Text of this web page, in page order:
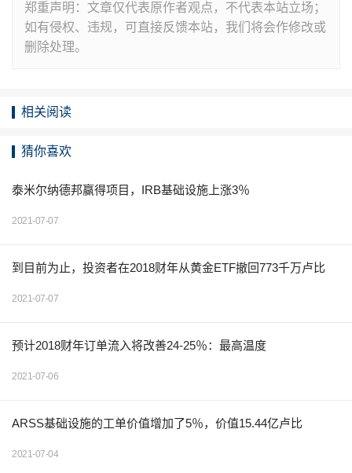
郑重声明：文章仅代表原作者观点，不代表本站立场；
如有侵权、违规，可直接反馈本站，我们将会作修改或
删除处理。
相关阅读
猜你喜欢
泰米尔纳德邦赢得项目，IRB基础设施上涨3％
2021-07-07
到目前为止，投资者在2018财年从黄金ETF撤回773千万卢比
2021-07-07
预计2018财年订单流入将改善24-25％：最高温度
2021-07-06
ARSS基础设施的工单价值增加了​​5％，价值15.44亿卢比
2021-07-04